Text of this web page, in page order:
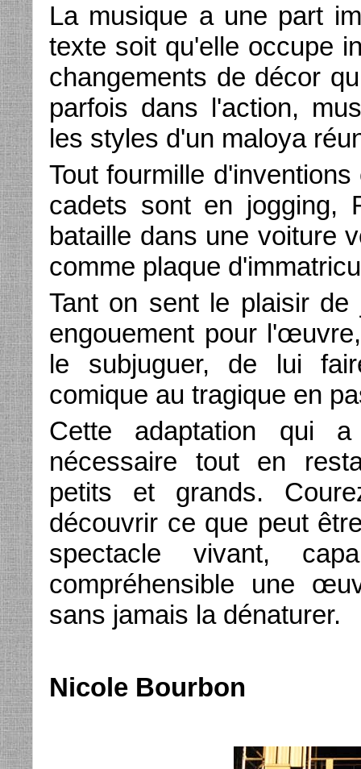
La musique a une part
texte soit qu'elle occupe
changements de décor
parfois dans l'action,
les styles d'un maloya
Tout fourmille
cadets sont en jogging,
bataille dans une voiture
comme plaque
Tant on sent le plaisir
engouement pour
le subjuguer, de lui
comique au tragique en
Cette adaptation qui
nécessaire tout en
petits et grands.
découvrir ce que peut
spectacle vivant,
compréhensible une
sans jamais la dénaturer.
Nicole Bourbon